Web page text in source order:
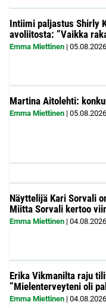
Intiimi paljastus Shirly
avoliitosta: ”Vaikka
Emma Miettinen | 05.08.2026
Martina Aitolehti:
Emma Miettinen | 05.08.2026
Näyttelijä Kari Sorvali
Miitta Sorvali kertoo
Emma Miettinen | 04.08.2026
Erika Vikmanilta raju
”Mielenterveyteni oli
Emma Miettinen | 04.08.2026